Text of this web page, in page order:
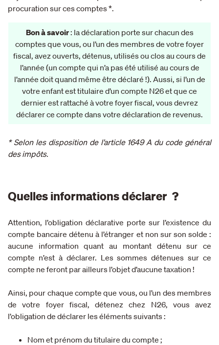
procuration sur ces comptes *.
Bon à savoir: la déclaration porte sur chacun des
comptes que vous, ou l’un des membres de votre foyer
fiscal, avez ouverts, détenus, utilisés ou clos au cours de
l’année (un compte qui n’a pas été utilisé au cours de
l’année doit quand même être déclaré !). Aussi, si l’un de
votre enfant est titulaire d’un compte N26 et que ce
dernier est rattaché à votre foyer fiscal, vous devrez
déclarer ce compte dans votre déclaration de revenus.
* Selon les disposition de l’article 1649 A du code général
des impôts.
Quelles informations déclarer ?
Attention, l’obligation déclarative porte sur l’existence du
compte bancaire détenu à l’étranger et non sur son solde :
aucune information quant au montant détenu sur ce
compte n’est à déclarer. Les sommes détenues sur ce
compte ne feront par ailleurs l’objet d’aucune taxation !
Ainsi, pour chaque compte que vous, ou l’un des membres
de votre foyer fiscal, détenez chez N26, vous avez
l’obligation de déclarer les éléments suivants :
Nom et prénom du titulaire du compte ;